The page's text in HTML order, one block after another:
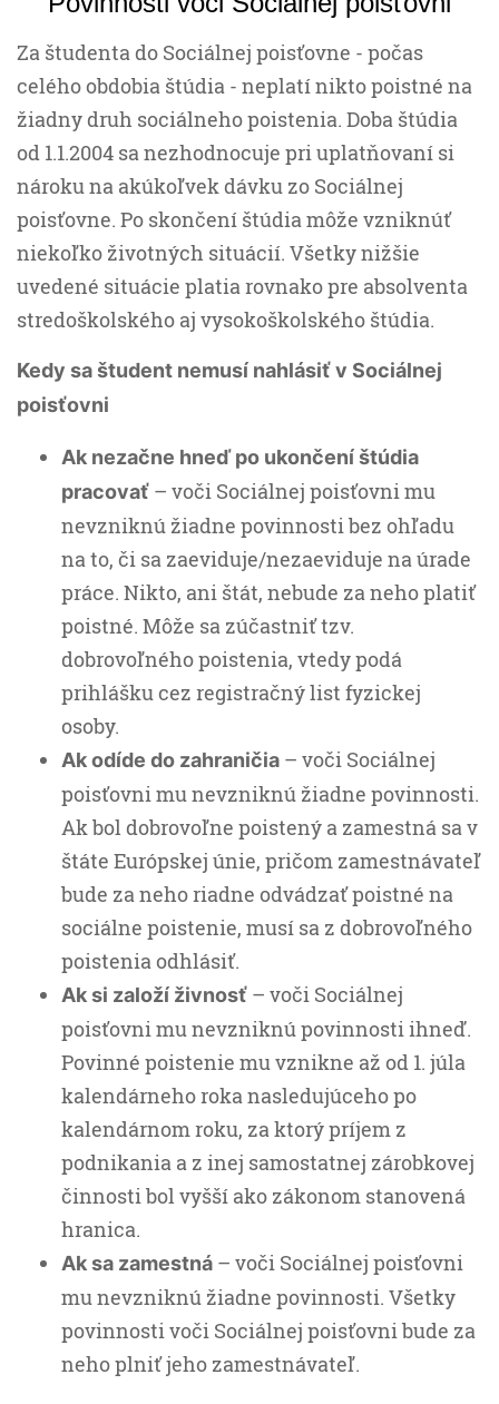
Za študenta do Sociálnej poisťovne - počas
celého obdobia štúdia - neplatí nikto poistné na
žiadny druh sociálneho poistenia. Doba štúdia
od 1.1.2004 sa nezhodnocuje pri uplatňovaní si
nároku na akúkoľvek dávku zo Sociálnej
poisťovne. Po skončení štúdia môže vzniknúť
niekoľko životných situácií. Všetky nižšie
uvedené situácie platia rovnako pre absolventa
stredoškolského aj vysokoškolského štúdia.
Kedy sa študent nemusí nahlásiť v Sociálnej
poisťovni
Ak nezačne hneď po ukončení štúdia
pracovať – voči Sociálnej poisťovni mu
nevzniknú žiadne povinnosti bez ohľadu
na to, či sa zaeviduje/nezaeviduje na úrade
práce. Nikto, ani štát, nebude za neho platiť
poistné. Môže sa zúčastniť tzv.
dobrovoľného poistenia, vtedy podá
prihlášku cez registračný list fyzickej
osoby.
Ak odíde do zahraničia – voči Sociálnej
poisťovni mu nevzniknú žiadne povinnosti.
Ak bol dobrovoľne poistený a zamestná sa v
štáte Európskej únie, pričom zamestnávateľ
bude za neho riadne odvádzať poistné na
sociálne poistenie, musí sa z dobrovoľného
poistenia odhlásiť.
Ak si založí živnosť – voči Sociálnej
poisťovni mu nevzniknú povinnosti ihneď.
Povinné poistenie mu vznikne až od 1. júla
kalendárneho roka nasledujúceho po
kalendárnom roku, za ktorý príjem z
podnikania a z inej samostatnej zárobkovej
činnosti bol vyšší ako zákonom stanovená
hranica.
Ak sa zamestná – voči Sociálnej poisťovni
mu nevzniknú žiadne povinnosti. Všetky
povinnosti voči Sociálnej poisťovni bude za
neho plniť jeho zamestnávateľ.